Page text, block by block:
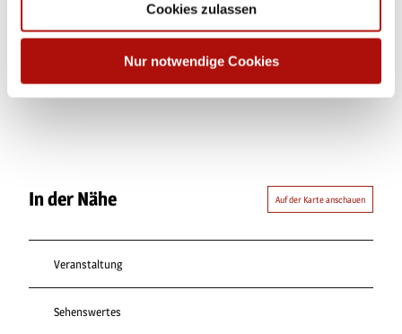
Cookies zulassen
Nur notwendige Cookies
Dieser Seiteninhalt wurde teilweise oder vollständig durch KI
In der Nähe Auf der Karte anschauen
Veranstaltung
Sehenswertes